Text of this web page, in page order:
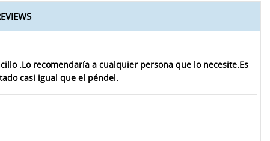
.Lo recomendaría a cualquier persona que lo necesite.Es
casi igual que el péndel.